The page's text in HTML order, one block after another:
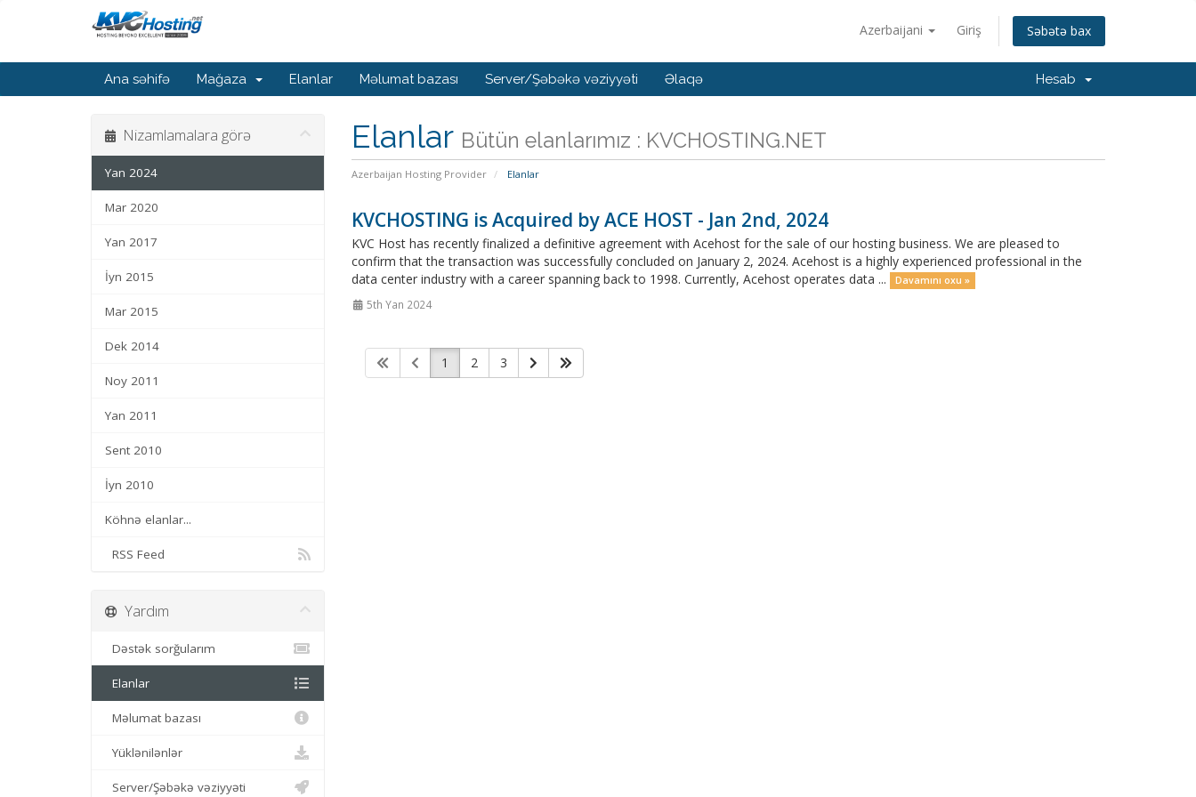
Azerbaijani Giriş Səbətə bax
Ana səhifə Mağaza Elanlar Məlumat bazası Server/Şəbəkə vəziyyəti Əlaqə Hesab
Elanlar Bütün elanlarımız : KVCHOSTING.NET
Azerbaijan Hosting Provider Elanlar
Nizamlamalara görə
Yan 2024
Mar 2020
Yan 2017
İyn 2015
Mar 2015
Dek 2014
Noy 2011
Yan 2011
Sent 2010
İyn 2010
Köhnə elanlar...
RSS Feed
KVCHOSTING is Acquired by ACE HOST - Jan 2nd, 2024
KVC Host has recently finalized a definitive agreement with Acehost for the sale of our hosting business. We are pleased to
confirm that the transaction was successfully concluded on January 2, 2024. Acehost is a highly experienced professional in the
data center industry with a career spanning back to 1998. Currently, Acehost operates data ...
Davamını oxu »
5th Yan 2024
1 2 3
Yardım
Dəstək sorğularım
Elanlar
Məlumat bazası
Yüklənilənlər
Server/Şəbəkə vəziyyəti